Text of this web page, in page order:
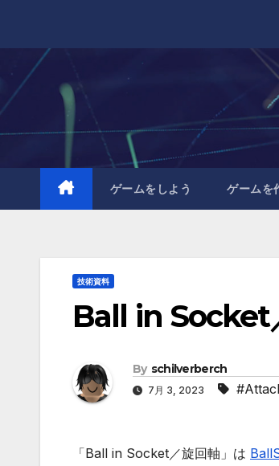
content
ゲームをしよう ゲームを
技術資料
Ball in Socket
By schilverberch
7月 3, 2023
「Ball in Socket／旋回軸」は